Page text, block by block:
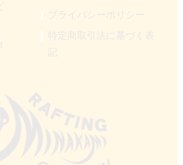
プライバシーポリシー
特定商取引法に基づく表
記